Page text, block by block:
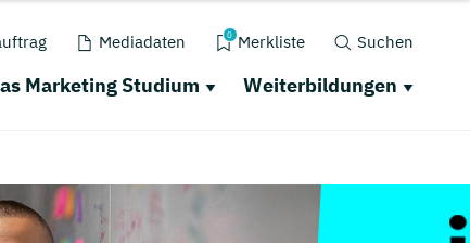
Mediadaten 0 Merkliste Suchen
Marketing Studium Weiterbildungen